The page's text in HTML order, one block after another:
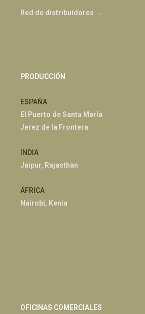
Red de distribuidores →
PRODUCCIÓN
ESPAÑA
El Puerto de Santa María
Jerez de la Frontera
INDIA
Jaipur, Rajasthan
ÁFRICA
Nairobi, Kenia
OFICINAS COMERCIALES